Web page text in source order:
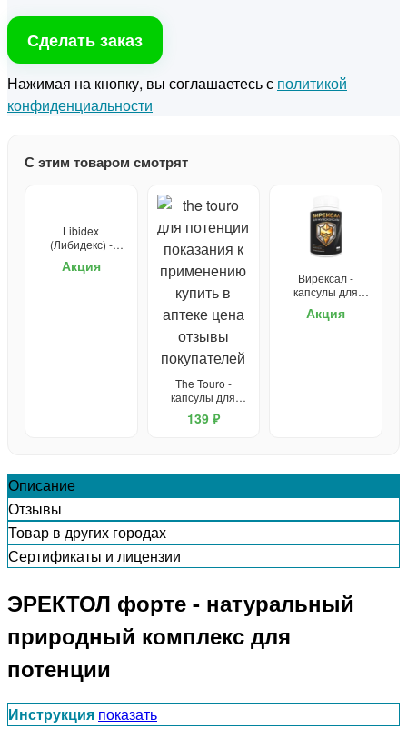
Сделать заказ
Нажимая на кнопку, вы соглашаетесь с политикой
конфиденциальности
С этим товаром смотрят
Libidex
(Либидекс) -
простатита и для
Акция
The Touro -
капсулы для
потенции
139 ₽
Вирексал -
капсулы для
Акция
Описание
Отзывы
Товар в других городах
Сертификаты и лицензии
ЭРЕКТОЛ форте - натуральный
природный комплекс для
потенции
Инструкция показать